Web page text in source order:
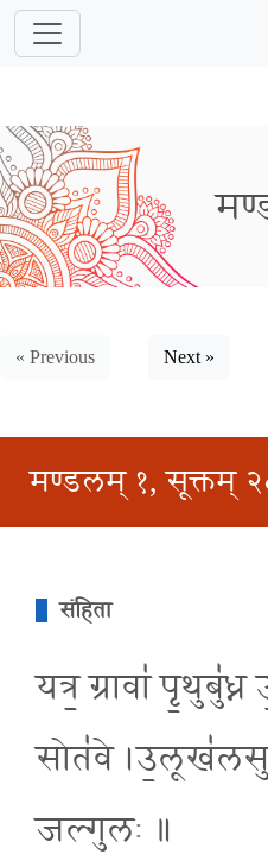
« Previous Next »
मण्डलम् १, सूक्तम्
संहिता
यत्र॒ ग्रावा॑ पृ॒थुबु॑ध्न
सोत॑वे
जल्गुलः ॥